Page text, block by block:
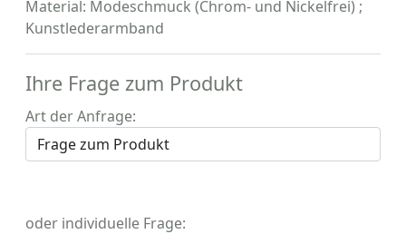
Material: Modeschmuck (Chrom- und Nickelfrei) ;
Kunstlederarmband
Ihre Frage zum Produkt
Art der Anfrage:
oder individuelle Frage: